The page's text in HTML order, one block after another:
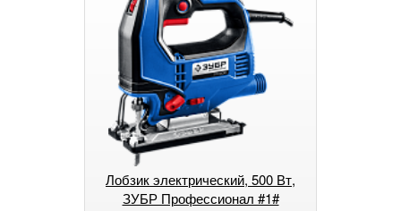
Лобзик электрический, 500 Вт,
ЗУБР Профессионал #1#